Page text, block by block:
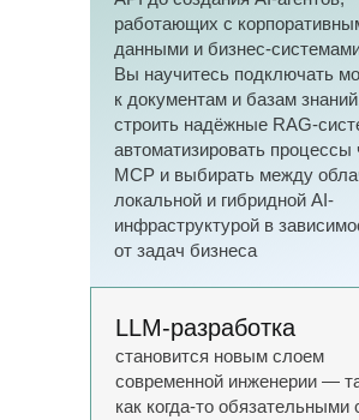
LLM-разработка
становится новым слоем
современной инженерии —
как когда-то обязательными
работающих с
данными и бизнес-
Вы научитесь подключать
к документам и базам
строить надёжные RAG-
автоматизировать процессы
MCP и выбирать между
локальной и гибридной AI-
инфраструктурой в
от задач бизнеса
Рустам Борханов
Старший
отдела интеграции
искусственного интеллекта
«Финам». Ранее работал
в Wazzup, Ozon, Kamaz
Кирилл Мокевнин
Программист и CTO с более
Прошёл путь от разработчика
и VP of Engineering